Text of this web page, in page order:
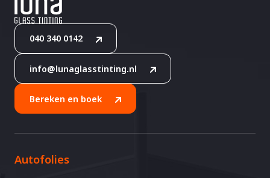
040 340 0142
info@lunaglasstinting.nl
Bereken en boek
Autofolies